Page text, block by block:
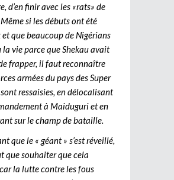
d’en finir avec les «rats» de
si les débuts ont été
que beaucoup de Nigérians
vie parce que Shekau avait
frapper, il faut reconnaître
armées du pays des Super
sont ressaisies, en délocalisant
à Maiduguri et en
sur le champ de bataille.
que le « géant » s’est réveillé,
que souhaiter que cela
la lutte contre les fous